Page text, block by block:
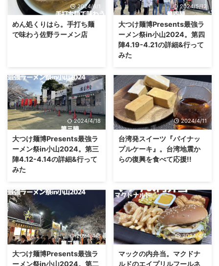
2024/6/1
めん処くりはら。手打ち麺
で味わう佐野ラーメン店
2024/5/12
大つけ麺博Presents最強ラ
ーメン祭in小山2024。第四
陣4.19-4.21の詳細&行って
みた
2024/4/18
大つけ麺博Presents最強ラ
ーメン祭in小山2024。第三
陣4.12-4.14の詳細&行って
みた
2024/4/11
台湾発スイーツ『パイナッ
プルケーキ』。台湾地震か
らの復興を食べて応援!!
2024/4/8
大つけ麺博Presents最強ラ
ーメン祭in小山2024。第二
2024/4/4
マックの内弁当。マクドナ
ルドのエイプリルフールネ